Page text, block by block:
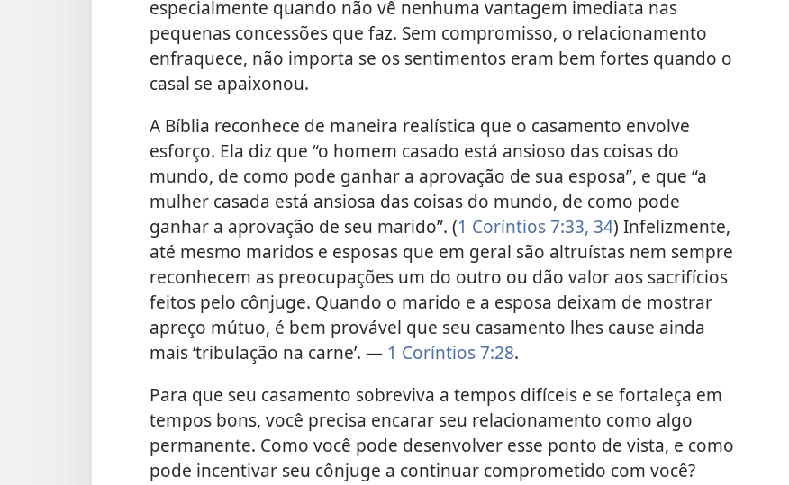
especialmente quando não vê nenhuma vantagem imediata nas
pequenas concessões que faz. Sem compromisso, o relacionamento
enfraquece, não importa se os sentimentos eram bem fortes quando o
casal se apaixonou.
A Bíblia reconhece de maneira realística que o casamento envolve
esforço. Ela diz que “o homem casado está ansioso das coisas do
mundo, de como pode ganhar a aprovação de sua esposa”, e que “a
mulher casada está ansiosa das coisas do mundo, de como pode
ganhar a aprovação de seu marido”. (1 Coríntios 7:33, 34) Infelizmente,
até mesmo maridos e esposas que em geral são altruístas nem sempre
reconhecem as preocupações um do outro ou dão valor aos sacrifícios
feitos pelo cônjuge. Quando o marido e a esposa deixam de mostrar
apreço mútuo, é bem provável que seu casamento lhes cause ainda
mais ‘tribulação na carne’. — 1 Coríntios 7:28.
Para que seu casamento sobreviva a tempos difíceis e se fortaleça em
tempos bons, você precisa encarar seu relacionamento como algo
permanente. Como você pode desenvolver esse ponto de vista, e como
pode incentivar seu cônjuge a continuar comprometido com você?